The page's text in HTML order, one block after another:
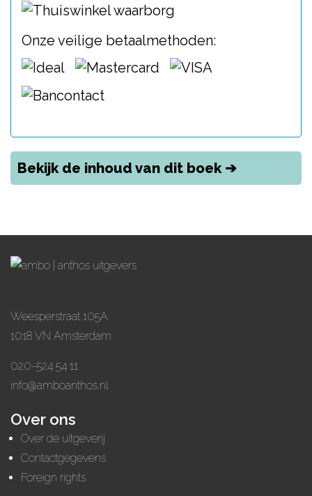
Onze veilige betaalmethoden:
Bekijk de inhoud van dit boek ➔
Weesperstraat 105A
1018 VN Amsterdam
020-524 54 11
info@amboanthos.nl
Over ons
Over de uitgeverij
Contactgegevens
Foreign rights